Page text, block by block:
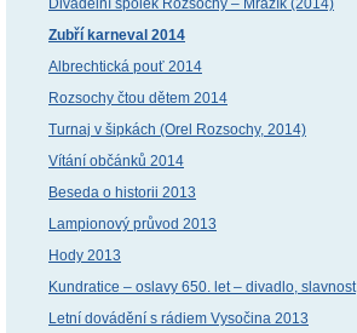
Divadelní spolek Rozsochy – Mrazík (2014)
Zubří karneval 2014
Albrechtická pouť 2014
Rozsochy čtou dětem 2014
Turnaj v šipkách (Orel Rozsochy, 2014)
Vítání občánků 2014
Beseda o historii 2013
Lampionový průvod 2013
Hody 2013
Kundratice – oslavy 650. let – divadlo, slavnost
Letní dovádění s rádiem Vysočina 2013